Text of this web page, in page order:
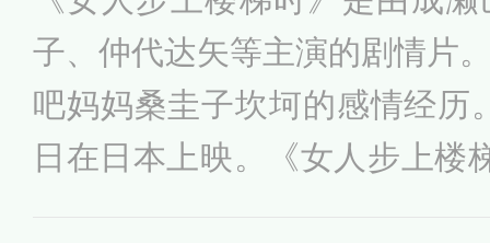
丹尼尔·戴·刘易斯在台上台下
子、仲代达矢等主演的剧情片
吧妈妈桑圭子坎坷的感情经历
日在日本上映。《女人步上楼